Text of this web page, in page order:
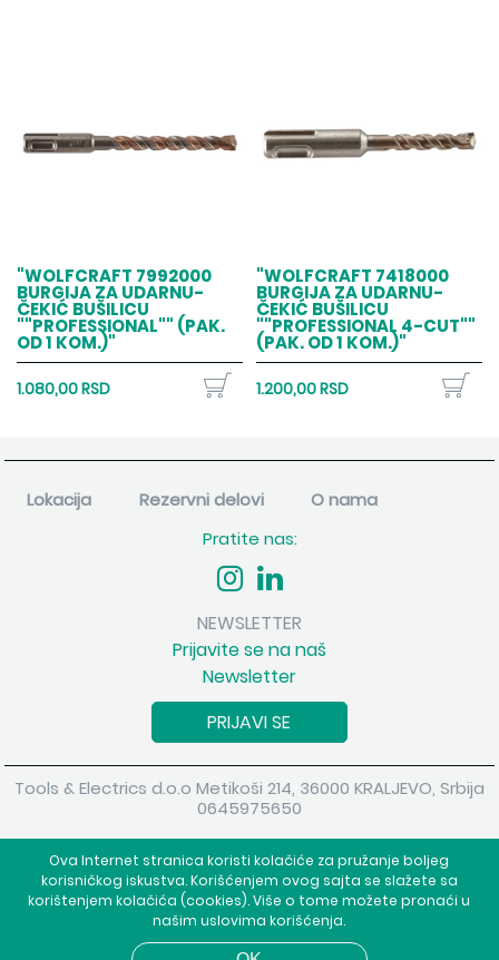
Ova Internet stranica koristi kolačiće za pružanje boljeg
korisničkog iskustva. Korišćenjem ovog sajta se slažete sa
korištenjem kolačića (cookies). Više o tome možete pronaći u
našim uslovima korišćenja.
"WOLFCRAFT 7992000
BURGIJA ZA UDARNU-
ČEKIĆ BUŠILICU
""PROFESSIONAL"" (PAK.
OD 1 KOM.)"
1.080,00 RSD
"WOLFCRAFT 7418000
BURGIJA ZA UDARNU-
ČEKIĆ BUŠILICU
""PROFESSIONAL 4-CUT""
(PAK. OD 1 KOM.)"
1.200,00 RSD
Lokacija Rezervni delovi
O nama
Pratite nas:
NEWSLETTER
Prijavite se na naš
Newsletter
PRIJAVI SE
Tools & Electrics d.o.o Metikoši 214, 36000 KRALJEVO, Srbija
0645975650
Powered byshopen.com